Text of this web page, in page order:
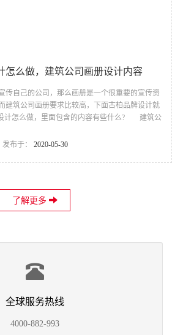
怎么做，建筑公司画册设计内容
自己的公司，那么画册是一个很重要的宣传资
建筑公司画册要求比较高，下面古柏品牌设计就
计怎么做，里面包含的内容有些什么? 建筑公
，公司发展的现状和优势。制作企业画册的目的
业画册的设计方案。 3、创意设计...
发布于： 2020-05-30
了解更多
全球服务热线
4000-882-993